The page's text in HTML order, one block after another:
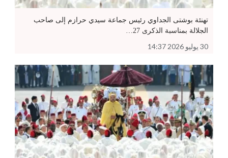
تهنئة بوشتى الجداوي رئيس جماعة سيدي حرازم إلى صاحب
الجلالة بمناسبة الذكرى 27…
30 يوليو 2026 14:37